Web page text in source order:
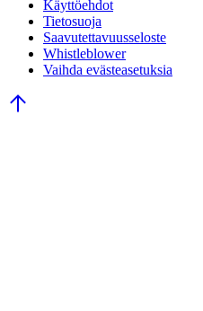
Käyttöehdot
Tietosuoja
Saavutettavuusseloste
Whistleblower
Vaihda evästeasetuksia